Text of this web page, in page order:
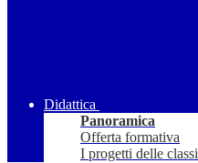
Didattica
Panoramica
Offerta formativa
I progetti delle classi